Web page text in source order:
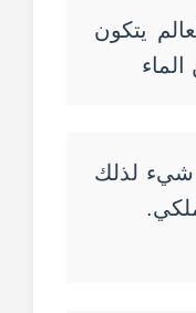
يتكون
شيء لذلك